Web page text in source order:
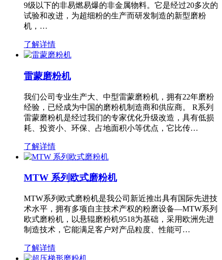
9级以下的非易燃易爆的非金属物料。它是经过20多次的
试验和改进，为超细粉的生产而研发制造的新型磨粉
机，…
了解详情
雷蒙磨粉机
我们公司专业生产大、中型雷蒙磨粉机，拥有22年磨粉
经验，已经成为中国的磨粉机制造商和供应商。 R系列
雷蒙磨粉机是经过我们的专家优化升级改造，具有低损
耗、投资小、环保、占地面积小等优点，它比传…
了解详情
MTW 系列欧式磨粉机
MTW系列欧式磨粉机是我公司新近推出具有国际先进技
术水平，拥有多项自主技术产权的粉磨设备—MTW系列
欧式磨粉机，以悬辊磨粉机9518为基础，采用欧洲先进
制造技术，它能满足客户对产品粒度、性能可…
了解详情